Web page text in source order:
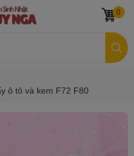
0
ô tô và kem F72 F80